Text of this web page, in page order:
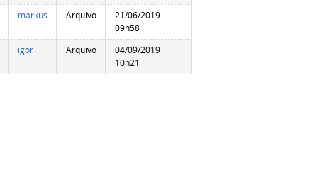
markus Arquivo
21/06/2019
09h58
igor Arquivo
04/09/2019
10h21